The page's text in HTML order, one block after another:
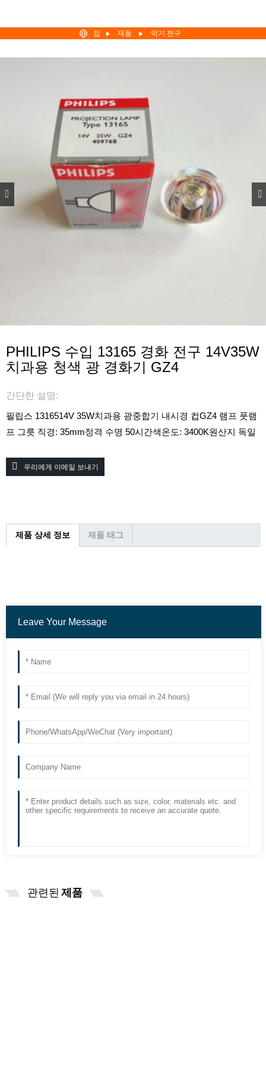
집 제품 악기 전구
PHILIPS 수입 13165 경화 전구 14V35W
치과용 청색 광 경화기 GZ4
간단한 설명:
필립스 1316514V 35W치과용 광중합기 내시경 컵GZ4 램프 풋램
프 그릇 직경: 35mm정격 수명 50시간색온도: 3400K원산지 독일
우리에게 이메일 보내기
제품 상세 정보 제품 태그
관련된 제품